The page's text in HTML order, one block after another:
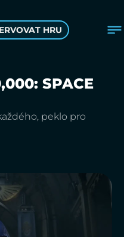
HRU
SPACE
peklo pro